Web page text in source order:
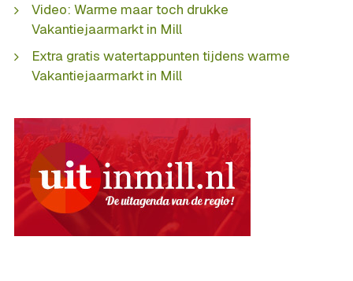
Video: Warme maar toch drukke
Vakantiejaarmarkt in Mill
Extra gratis watertappunten tijdens warme
Vakantiejaarmarkt in Mill